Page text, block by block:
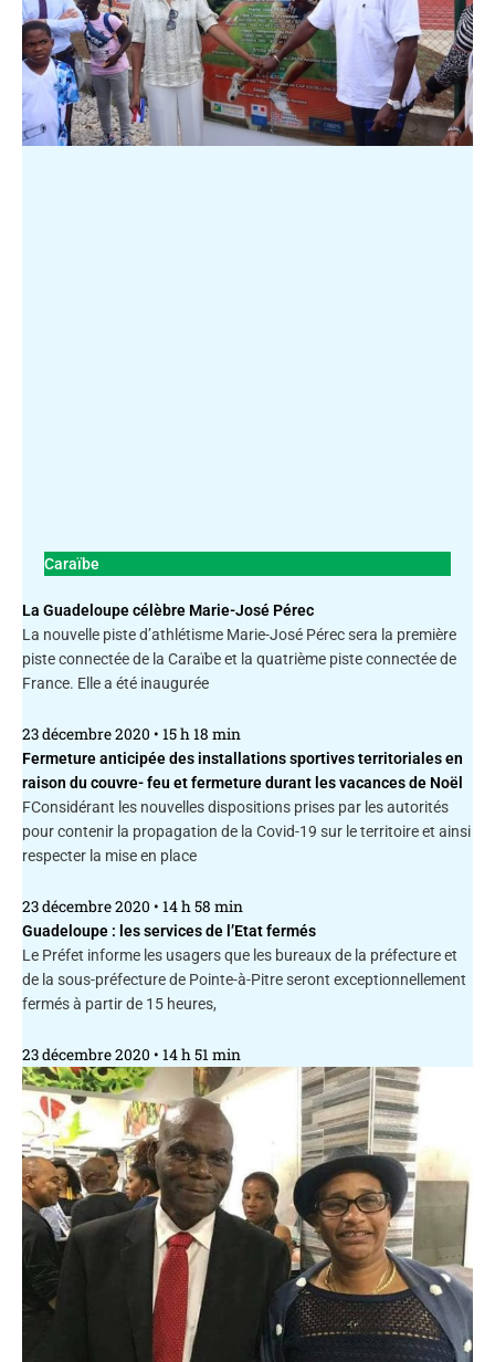
Caraïbe
La Guadeloupe célèbre Marie-José Pérec
La nouvelle piste d’athlétisme Marie-José Pérec sera la première
piste connectée de la Caraïbe et la quatrième piste connectée de
France. Elle a été inaugurée
23 décembre 2020 15 h 18 min
Fermeture anticipée des installations sportives territoriales en
raison du couvre- feu et fermeture durant les vacances de Noël
FConsidérant les nouvelles dispositions prises par les autorités
pour contenir la propagation de la Covid-19 sur le territoire et ainsi
respecter la mise en place
23 décembre 2020 14 h 58 min
Guadeloupe : les services de l’Etat fermés
Le Préfet informe les usagers que les bureaux de la préfecture et
de la sous-préfecture de Pointe-à-Pitre seront exceptionnellement
fermés à partir de 15 heures,
23 décembre 2020 14 h 51 min